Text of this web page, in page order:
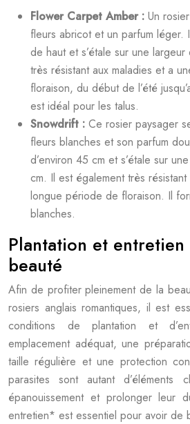
Flower Carpet Amber : Un
fleurs abricot et un parfum léger.
de haut et s’étale sur une largeur
très résistant aux maladies et a
floraison, du début de l’été
est idéal pour les talus.
Snowdrift : Ce rosier paysager
fleurs blanches et son parfum
d’environ 45 cm et s’étale sur
cm. Il est également très
longue période de floraison. Il
blanches.
Plantation et
beauté
Afin de profiter pleinement de la
rosiers anglais romantiques, il est
conditions de plantation et
emplacement adéquat, une
taille régulière et une protection
parasites sont autant d’éléments
épanouissement et prolonger
entretien* est essentiel pour avoir de